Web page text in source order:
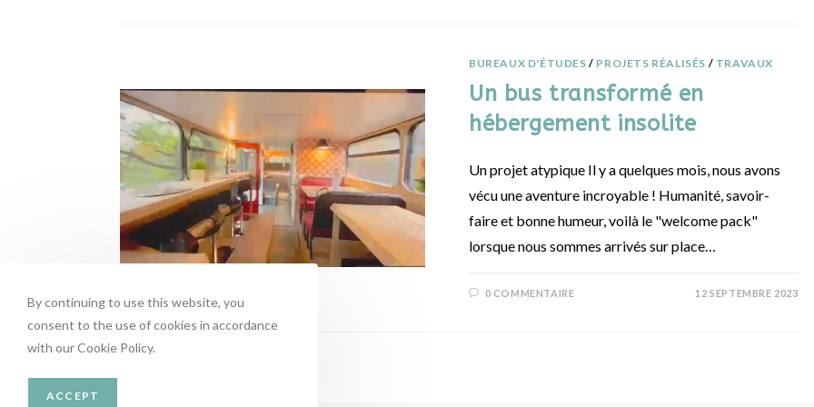
BUREAUX D'ÉTUDES / PROJETS RÉALISÉS / TRAVAUX
Un bus transformé en
hébergement insolite
Un projet atypique Il y a quelques mois, nous avons
vécu une aventure incroyable ! Humanité, savoir-
faire et bonne humeur, voilà le "welcome pack"
lorsque nous sommes arrivés sur place…
0 COMMENTAIRE 12 SEPTEMBRE 2023
By continuing to use this website, you
consent to the use of cookies in accordance
with our Cookie Policy.
ACCEPT